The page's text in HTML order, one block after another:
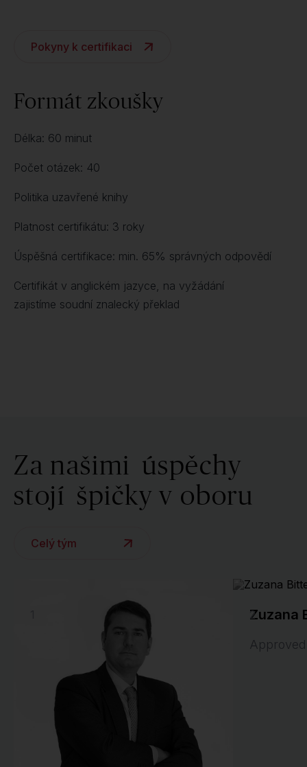
Pokyny k certifikaci
Formát zkoušky
Délka: 60 minut
Počet otázek: 40
Politika uzavřené knihy
Platnost certifikátu: 3 roky
Úspěšná certifikace: min. 65% správných odpovědí
Certifikát v anglickém jazyce, na vyžádání
zajistíme soudní znalecký překlad
Za našimi úspěchy
stojí špičky v oboru
Celý tým
2
Zuzana